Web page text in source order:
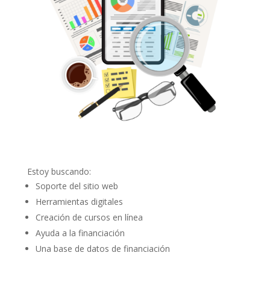
Estoy buscando:
Soporte del sitio web
Herramientas digitales
Creación de cursos en línea
Ayuda a la financiación
Una base de datos de financiación